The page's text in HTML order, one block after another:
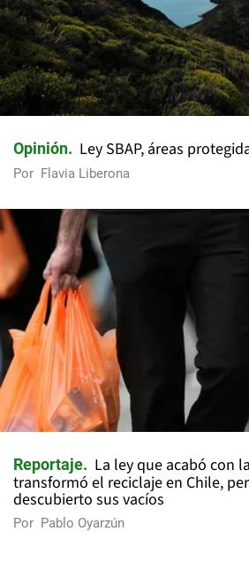
Opinión Ley SBAP, áreas
Por Flavia Liberona
Reportaje
La ley que acabó con
transformó el reciclaje en Chile,
descubierto sus vacíos
Por Pablo Oyarzún